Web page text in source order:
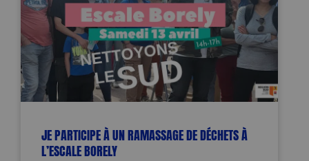
JE PARTICIPE À UN RAMASSAGE DE DÉCHETS À
L’ESCALE BORELY